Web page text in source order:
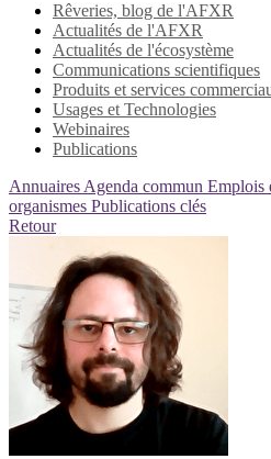
Rêveries, blog de l'AFXR
Actualités de l'AFXR
Actualités de l'écosystème
Communications scientifiques
Produits et services
Usages et Technologies
Webinaires
Publications
Annuaires Agenda commun Emplois
organismes Publications clés
Retour